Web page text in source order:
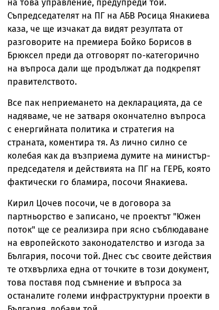
на това управление, предупреди той.
Съпредседателят на ПГ на АБВ Росица Янакиева
каза, че ще изчакат да видят резултата от
разговорите на премиера Бойко Борисов в
Брюксел преди да отговорят по-категорично
на въпроса дали ще продължат да подкрепят
правителството.
Все пак неприемането на декларацията, да се
надяваме, че не затваря окончателно въпроса
с енергийната политика и стратегия на
страната, коментира тя. Аз лично силно се
колебая как да възприема думите на министър-
председателя и действията на ПГ на ГЕРБ, която
фактически го бламира, посочи Янакиева.
Кирил Цочев посочи, че в договора за
партньорство е записано, че проектът "Южен
поток" ще се реализира при ясно съблюдаване
на европейското законодателство и изгода за
България, посочи той. Днес със своите действия
те отхвърлиха една от точките в този документ,
това поставя под съмнение и въпроса за
останалите големи инфраструктурни проекти в